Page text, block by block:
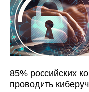
85% российских
проводить